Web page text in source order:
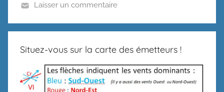
Laisser un commentaire
Situez-vous sur la carte des émetteurs !